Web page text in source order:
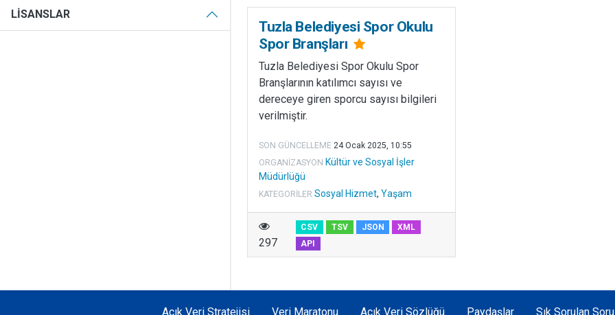
LISANSLAR
Tuzla Belediyesi Spor Okulu
Spor Branşları
Tuzla Belediyesi Spor Okulu Spor
Branşlarının katılımcı sayısı ve
dereceye giren sporcu sayısı bilgileri
verilmiştir.
SON GÜNCELLEME 24 Ocak 2025, 10:55
ORGANIZASYON Kültür ve Sosyal İşler
Müdürlüğü
KATEGORILER Sosyal Hizmet, Yaşam
297
CSV TSV JSON
XML
API
Açık Veri Stratejisi Veri Maratonu Açık Veri Sözlüğü Paydaşlar Sık Sorulan